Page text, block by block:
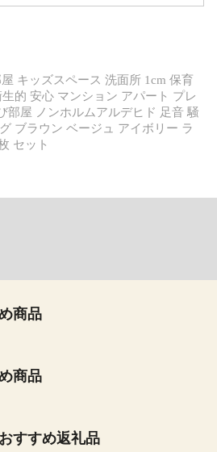
キッズスペース 洗面所 1cm 保育
的 安心 マンション アパート プレ
部屋 ノンホルムアルデヒド 足音 騒
ブラウン ベージュ アイボリー ラ
セット
商品
商品
すすめ返礼品